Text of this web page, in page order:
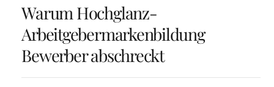
Warum Hochglanz-
Arbeitgebermarkenbildung
Bewerber abschreckt